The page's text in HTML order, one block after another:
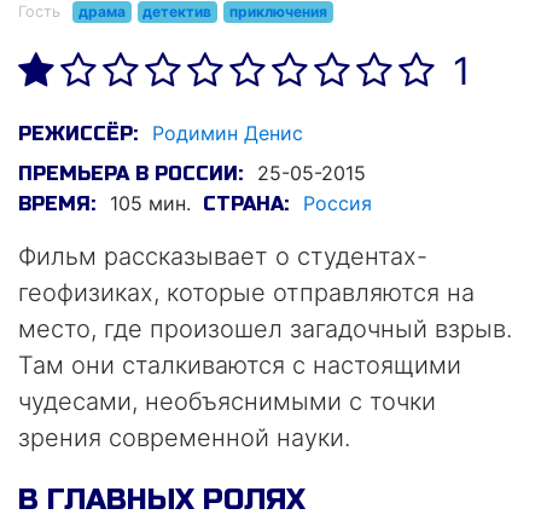
Гость драма детектив приключения
1
РЕЖИССЁР: Родимин Денис
ПРЕМЬЕРА В РОССИИ: 25-05-2015
ВРЕМЯ: 105 мин. СТРАНА: Россия
Фильм рассказывает о студентах-
геофизиках, которые отправляются на
место, где произошел загадочный взрыв.
Там они сталкиваются с настоящими
чудесами, необъяснимыми с точки
зрения современной науки.
В ГЛАВНЫХ РОЛЯХ